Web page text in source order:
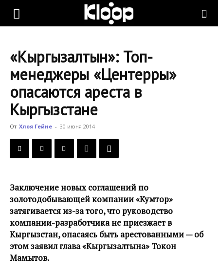
KLOOP.KG
Новости
Кыргызстана
«Кыргызалтын»: Топ-
менеджеры «Центерры»
опасаются ареста в
Кыргызстане
От Хлоя Гейне - 30 июня 2014
Заключение новых соглашений по
золотодобывающей компании «Кумтор»
затягивается из-за того, что руководство
компании-разработчика не приезжает в
Кыргызстан, опасаясь быть арестованными — об
этом заявил глава «Кыргызалтына» Токон
Мамытов.